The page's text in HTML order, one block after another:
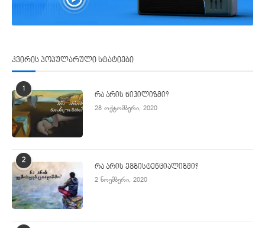
კვირის პოპულარული სტატიები
1
რა არის ნიჰილიზმი?
28 ოქტომბერი, 2020
2
რა არის ეგზისტენციალიზმი?
2 ნოემბერი, 2020